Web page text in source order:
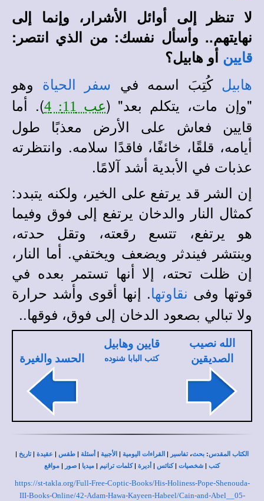
لا تنظر إلى أوائل الأشرار، وإنما إلى
نهايتهم.. وأسأل نفسك: من الذي انتصر:
قايين أو هابيل؟
هابيل كُتِبَ اسمه في سفر الحياة
وهو
"وإن مات، يتكلم بعد" (عب 11: 4
). أما
قايين فعاش على الأرض معذبًا طول
أيامه، قلقًا، خائفًا، فاقدًا سلامه. وانتظرته
عذبات في الأبدية أشد آلامًا.
إن الشر قد يرتفع على الخير، ولكنه يتبدد:
كمثال النار والدخان يرتفع إلى فوق وفيما
هو يرتفع، تتسع رقعته، وتقل حدته،
وينتشر فيندثر ويضعف ويختفي. أما النار،
إن ظلت تحته، إلا أنها تستمر بعده في
قوتها وفى نقاوتها. إنها أقوى وأشد حرارة
ولا تبالي بصعود الدخان إلى فوق، فوقها..
الله نصيب
الصديقين
قايين وهابيل
كتب البابا شنوده الحسد والغيرة
الكتاب المقدس: بحث،تفاسير | القراءات اليومية | الأجبية | أسئلة | طقس | عقيدة |تاريخ |
كتب | شخصيات |كنائس | أديرة |كلمات ترانيم | ميديا | صور | مواقع
https://st-takla.org/Full-Free-Coptic-Books/His-Holiness-Pope-Shenouda-
III-Books-Online/42-Adam-Hawa-Kayeen-Habeel/Cain-and-Abel__05-